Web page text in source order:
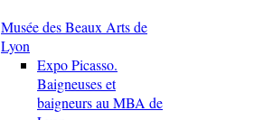
Musée des Beaux Arts de
Lyon
Expo Picasso.
Baigneuses et
baigneurs au MBA de